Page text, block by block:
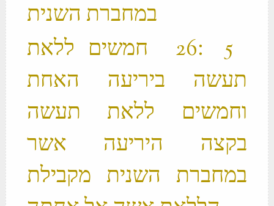
‫ 5 ׃26 חמשים ללאת
תעשה ביריעה האחת
וחמשים ללאת תעשה
בקצה היריעה אשר
במחברת השנית מקבילת